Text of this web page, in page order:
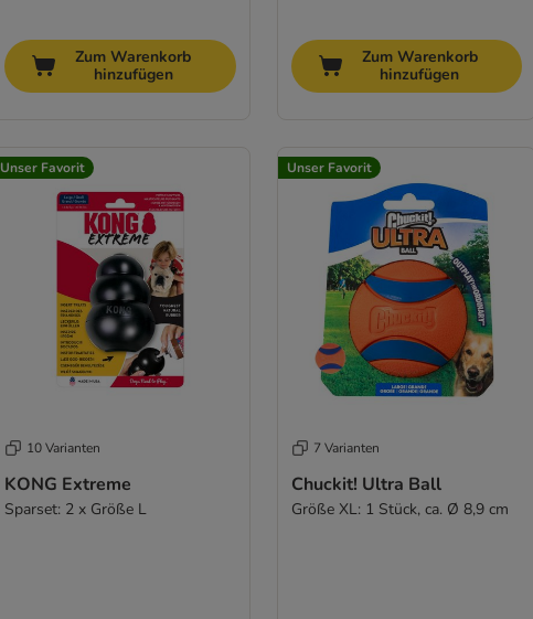
Zum Warenkorb
hinzufügen
Zum Warenkorb
hinzufügen
Unser Favorit
10 Varianten
KONG Extreme
Sparset: 2 x Größe L
Unser Favorit
7 Varianten
Chuckit! Ultra Ball
Größe XL: 1 Stück, ca. Ø 8,9 cm